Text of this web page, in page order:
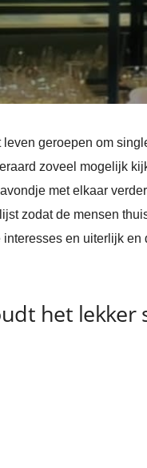
leven geroepen om
zoveel mogelijk
met elkaar
zodat de mensen
en uiterlijk
het lekker